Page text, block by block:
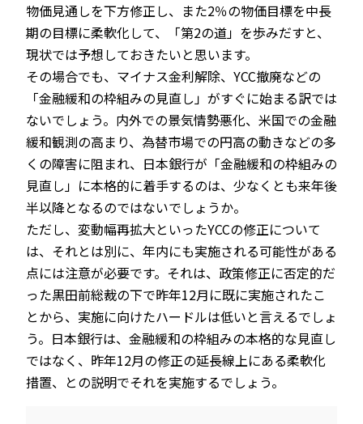
物価見通しを下方修正し、また2％の物価目標を中長
期の目標に柔軟化して、「第2の道」を歩みだすと、
現状では予想しておきたいと思います。
その場合でも、マイナス金利解除、YCC撤廃などの
「金融緩和の枠組みの見直し」がすぐに始まる訳では
ないでしょう。内外での景気情勢悪化、米国での金融
緩和観測の高まり、為替市場での円高の動きなどの多
くの障害に阻まれ、日本銀行が「金融緩和の枠組みの
見直し」に本格的に着手するのは、少なくとも来年後
半以降となるのではないでしょうか。
ただし、変動幅再拡大といったYCCの修正について
は、それとは別に、年内にも実施される可能性がある
点には注意が必要です。それは、政策修正に否定的だ
った黒田前総裁の下で昨年12月に既に実施されたこ
とから、実施に向けたハードルは低いと言えるでしょ
う。日本銀行は、金融緩和の枠組みの本格的な見直し
ではなく、昨年12月の修正の延長線上にある柔軟化
措置、との説明でそれを実施するでしょう。